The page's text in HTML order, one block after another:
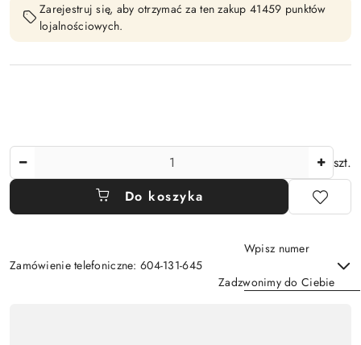
Zarejestruj się, aby otrzymać za ten zakup 41459 punktów
lojalnościowych.
szt.
Do koszyka
Zamówienie telefoniczne: 604-131-645
Wpisz numer
Zadzwonimy do Ciebie